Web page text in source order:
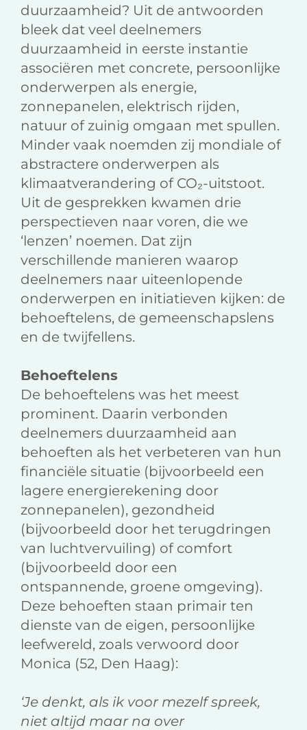
duurzaamheid? Uit de antwoorden
bleek dat veel deelnemers
duurzaamheid in eerste instantie
associëren met concrete, persoonlijke
onderwerpen als energie,
zonnepanelen, elektrisch rijden,
natuur of zuinig omgaan met spullen.
Minder vaak noemden zij mondiale of
abstractere onderwerpen als
klimaatverandering of CO₂-uitstoot.
Uit de gesprekken kwamen drie
perspectieven naar voren, die we
‘lenzen’ noemen. Dat zijn
verschillende manieren waarop
deelnemers naar uiteenlopende
onderwerpen en initiatieven kijken: de
behoeftelens, de gemeenschapslens
en de twijfellens.
Behoeftelens
De behoeftelens was het meest
prominent. Daarin verbonden
deelnemers duurzaamheid aan
behoeften als het verbeteren van hun
financiële situatie (bijvoorbeeld een
lagere energierekening door
zonnepanelen), gezondheid
(bijvoorbeeld door het terugdringen
van luchtvervuiling) of comfort
(bijvoorbeeld door een
ontspannende, groene omgeving).
Deze behoeften staan primair ten
dienste van de eigen, persoonlijke
leefwereld, zoals verwoord door
Monica (52, Den Haag):
‘Je denkt, als ik voor mezelf spreek,
niet altijd maar na over